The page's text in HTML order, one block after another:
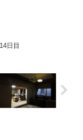
日目